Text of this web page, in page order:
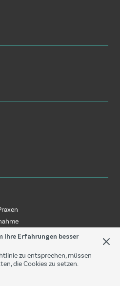
Ihre Erfahrungen besser
zu entsprechen, müssen
die Cookies zu setzen.